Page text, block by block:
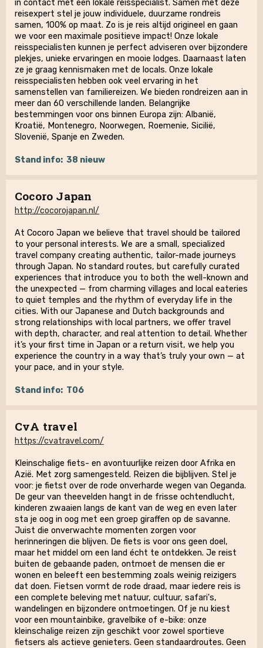
in contact met een lokale reisspecialist. Samen met deze
reisexpert stel je jouw individuele, duurzame rondreis
samen, 100% op maat. Zo is je reis altijd origineel en gaan
we voor een maximale positieve impact! Onze lokale
reisspecialisten kunnen je perfect adviseren over bijzondere
plekjes, unieke ervaringen en mooie lodges. Daarnaast laten
ze je graag kennismaken met de locals. Onze lokale
reisspecialisten hebben ook veel ervaring in het
samenstellen van familiereizen. We bieden rondreizen aan in
meer dan 60 verschillende landen. Belangrijke
bestemmingen voor ons binnen Europa zijn: Albanië,
Kroatië, Montenegro, Noorwegen, Roemenie, Sicilië,
Slovenië, Spanje en Zweden.
Stand info: 38 nieuw
Cocoro Japan
http://cocorojapan.nl/
At Cocoro Japan we believe that travel should be tailored
to your personal interests. We are a small, specialized
travel company creating authentic, tailor-made journeys
through Japan. No standard routes, but carefully curated
experiences that introduce you to both the well-known and
the unexpected — from charming villages and local eateries
to quiet temples and the rhythm of everyday life in the
cities. With our Japanese and Dutch backgrounds and
strong relationships with local partners, we offer travel
with depth, character, and real attention to detail. Whether
it’s your first time in Japan or a return visit, we help you
experience the country in a way that’s truly your own — at
your pace, and in your style.
Stand info: T06
CvA travel
https://cvatravel.com/
Kleinschalige fiets- en avontuurlijke reizen door Afrika en
Azië. Met zorg samengesteld. Reizen die bijblijven. Stel je
voor: je fietst over de rode onverharde wegen van Oeganda.
De geur van theevelden hangt in de frisse ochtendlucht,
kinderen zwaaien langs de kant van de weg en even later
sta je oog in oog met een groep giraffen op de savanne.
Juist die onverwachte momenten zorgen voor
herinneringen die blijven. De fiets is voor ons geen doel,
maar het middel om een land écht te ontdekken. Je reist
buiten de gebaande paden, ontmoet de mensen die er
wonen en beleeft een bestemming zoals weinig reizigers
dat doen. Fietsen vormt de rode draad, maar iedere reis is
een complete beleving met natuur, cultuur, safari's,
wandelingen en bijzondere ontmoetingen. Of je nu kiest
voor een mountainbike, gravelbike of e-bike: onze
kleinschalige reizen zijn geschikt voor zowel sportieve
fietsers als actieve genieters. Geen standaardroutes. Geen